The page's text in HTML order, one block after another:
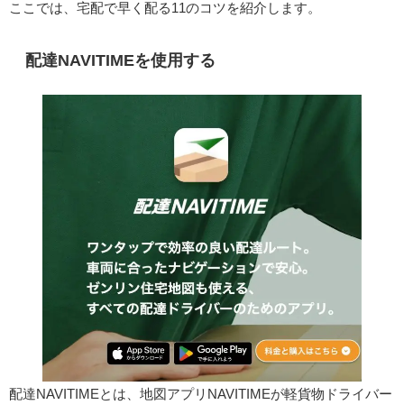
ここでは、宅配で早く配る11のコツを紹介します。
配達NAVITIMEを使用する
配達NAVITIMEとは、地図アプリNAVITIMEが軽貨物ドライバー